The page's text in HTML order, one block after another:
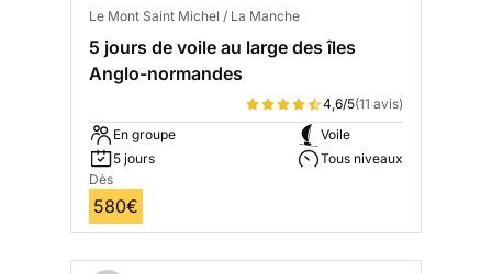
Le Mont Saint Michel / La Manche
5 jours de voile au large des îles
Anglo-normandes
4,6/5(11 avis)
En groupe
5 jours
Voile
Tous niveaux
Dès
580€